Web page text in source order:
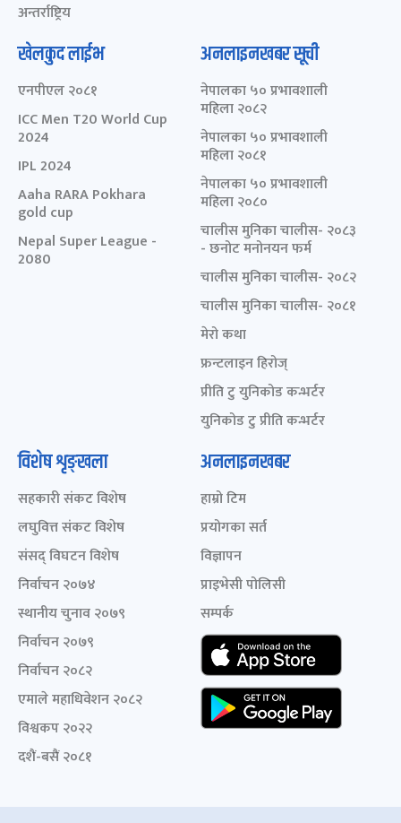
अन्तर्राष्ट्रिय
खेलकुद लाईभ
एनपीएल २०८१
ICC Men T20 World Cup
2024
IPL 2024
Aaha RARA Pokhara
gold cup
Nepal Super League -
2080
अनलाइनखबर सूची
नेपालका ५० प्रभावशाली
महिला २०८२
नेपालका ५० प्रभावशाली
महिला २०८१
नेपालका ५० प्रभावशाली
महिला २०८०
चालीस मुनिका चालीस- २०८३
- छनोट मनोनयन फर्म
चालीस मुनिका चालीस- २०८२
चालीस मुनिका चालीस- २०८१
मेरो कथा
फ्रन्टलाइन हिरोज्
प्रीति टु युनिकोड कन्भर्टर
युनिकोड टु प्रीति कन्भर्टर
विशेष शृङ्खला
सहकारी संकट विशेष
लघुवित्त संकट विशेष
संसद् विघटन विशेष
निर्वाचन २०७४
स्थानीय चुनाव २०७९
निर्वाचन २०७९
निर्वाचन २०८२
एमाले महाधिवेशन २०८२
विश्वकप २०२२
दशैं-बसैं २०८१
अनलाइनखबर
हाम्रो टिम
प्रयोगका सर्त
विज्ञापन
प्राइभेसी पोलिसी
सम्पर्क